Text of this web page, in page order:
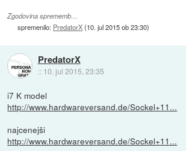
Zgodovina sprememb…
spremenilo: PredatorX(10. jul 2015 ob 23:30)
PredatorX
:: 10. jul 2015, 23:35
i7 K model
http://www.hardwareversand.de/Sockel+11...
najcenejši
http://www.hardwareversand.de/Sockel+11...